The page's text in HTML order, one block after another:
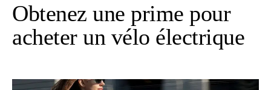
Obtenez une prime pour
acheter un vélo électrique